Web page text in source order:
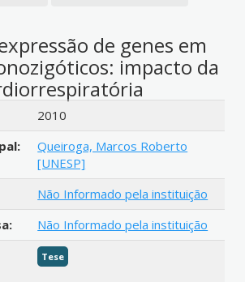
de genes em
impacto da
2010
Queiroga, Marcos Roberto
[UNESP]
Não Informado pela instituição
Não Informado pela instituição
Tese